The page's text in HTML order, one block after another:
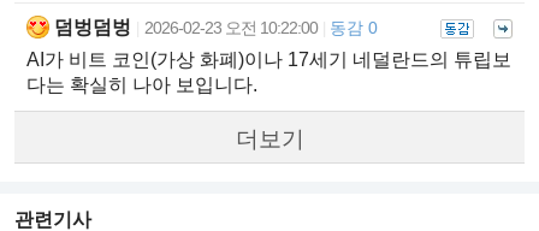
덤벙덤벙 2026-02-23 오전 10:22:00 동감 0
AI가 비트 코인(가상 화폐)이나 17세기 네덜란드의 튜립보
다는 확실히 나아 보입니다.
더보기
관련기사